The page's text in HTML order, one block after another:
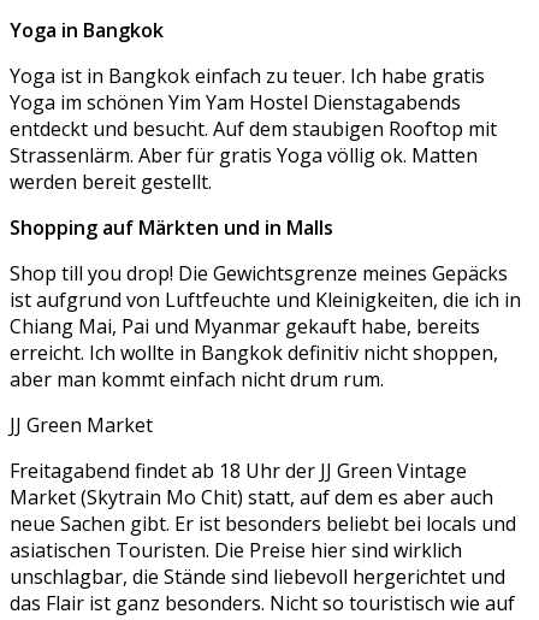
Yoga in Bangkok
Yoga ist in Bangkok einfach zu teuer. Ich habe gratis
Yoga im schönen Yim Yam Hostel Dienstagabends
entdeckt und besucht. Auf dem staubigen Rooftop mit
Strassenlärm. Aber für gratis Yoga völlig ok. Matten
werden bereit gestellt.
Shopping auf Märkten und in Malls
Shop till you drop! Die Gewichtsgrenze meines Gepäcks
ist aufgrund von Luftfeuchte und Kleinigkeiten, die ich in
Chiang Mai, Pai und Myanmar gekauft habe, bereits
erreicht. Ich wollte in Bangkok definitiv nicht shoppen,
aber man kommt einfach nicht drum rum.
JJ Green Market
Freitagabend findet ab 18 Uhr der JJ Green Vintage
Market (Skytrain Mo Chit) statt, auf dem es aber auch
neue Sachen gibt. Er ist besonders beliebt bei locals und
asiatischen Touristen. Die Preise hier sind wirklich
unschlagbar, die Stände sind liebevoll hergerichtet und
das Flair ist ganz besonders. Nicht so touristisch wie auf